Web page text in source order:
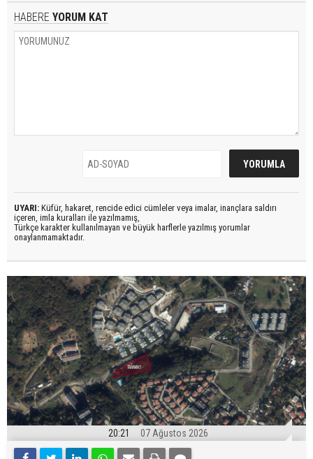
HABERE YORUM KAT
UYARI: Küfür, hakaret, rencide edici cümleler veya imalar, inançlara saldırı
içeren, imla kuralları ile yazılmamış,
Türkçe karakter kullanılmayan ve büyük harflerle yazılmış yorumlar
onaylanmamaktadır.
20:21 07 Ağustos 2026